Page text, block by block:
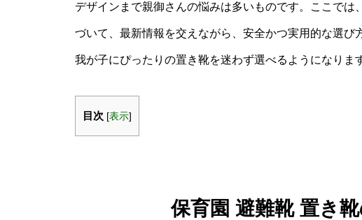
デザインまで親御さんの悩みは多いものです。ここで
づいて、最新情報を交えながら、安全かつ実用的な選び
我が子にぴったりの置き靴を迷わず選べるようになりま
目次 [表示]
保育園 避難靴 置き